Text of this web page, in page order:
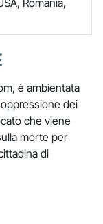
è ambientata
dei
che viene
morte per
di